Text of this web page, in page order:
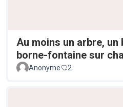
Au moins un arbre, un
borne-fontaine sur
Anonyme 2